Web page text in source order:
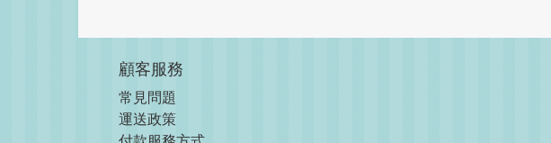
顧客服務
常見問題
運送政策